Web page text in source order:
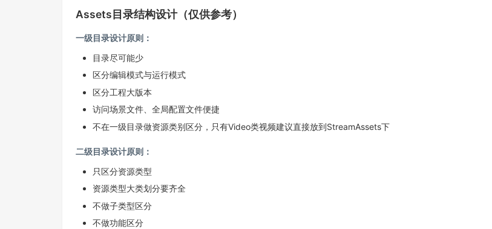
Assets目录结构设计（仅供参考）
一级目录设计原则：
目录尽可能少
区分编辑模式与运行模式
区分工程大版本
访问场景文件、全局配置文件便捷
不在一级目录做资源类别区分，只有Video类视频建议直接放到StreamAssets下
二级目录设计原则：
只区分资源类型
资源类型大类划分要齐全
不做子类型区分
不做功能区分